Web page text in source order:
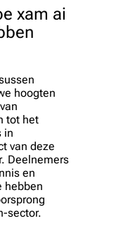
xam ai
hoogten
tot het
in
van deze
Deelnemers
en
hebben
sector.